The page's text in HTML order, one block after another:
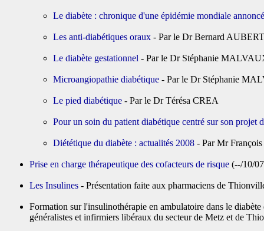
Le diabète : chronique d'une épidémie mondiale
Les anti-diabétiques oraux - Par le Dr Bernard AUBERT
Le diabète gestationnel - Par le Dr Stéphanie
Microangiopathie diabétique - Par le Dr Stéphanie
Le pied diabétique - Par le Dr Térésa CREA
Pour un soin du patient diabétique centré sur son projet
Diététique du diabète : actualités 2008 - Par Mr
Prise en charge thérapeutique des cofacteurs de risque (--/10/
Les Insulines - Présentation faite aux pharmaciens de
Formation sur l'insulinothérapie en ambulatoire dans le
généralistes et infirmiers libéraux du secteur de Metz et de